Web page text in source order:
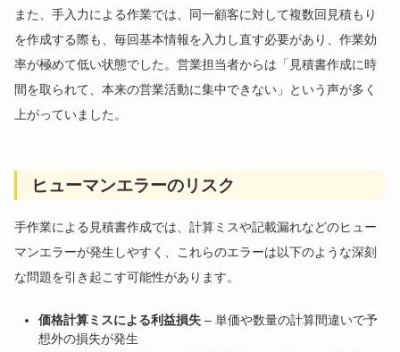
また、手入力による作業では、同一顧客に対して複数回見積もり
を作成する際も、毎回基本情報を入力し直す必要があり、作業効
率が極めて低い状態でした。営業担当者からは「見積書作成に時
間を取られて、本来の営業活動に集中できない」という声が多く
上がっていました。
ヒューマンエラーのリスク
手作業による見積書作成では、計算ミスや記載漏れなどのヒュー
マンエラーが発生しやすく、これらのエラーは以下のような深刻
な問題を引き起こす可能性があります。
価格計算ミスによる利益損失 – 単価や数量の計算間違いで予
想外の損失が発生